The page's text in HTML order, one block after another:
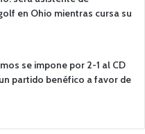
en Ohio mientras cursa su
se impone por 2-1 al CD
partido benéfico a favor de